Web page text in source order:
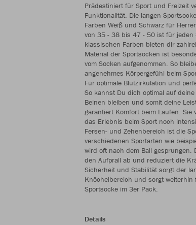
Prädestiniert für Sport und Freizeit
Funktionalität. Die langen
Farben Weiß und Schwarz für
von 35 - 38 bis 47 - 50 ist für jeden
klassischen Farben bieten dir
Material der Sportsocken ist
vom Socken aufgenommen. So
angenehmes Körpergefühl beim
Für optimale Blutzirkulation und
So kannst Du dich optimal auf
Beinen bleiben und somit deine
garantiert Komfort beim Laufen.
das Erlebnis beim Sport noch
Fersen- und Zehenbereich ist die
verschiedenen Sportarten wie
wird oft nach dem Ball gesprungen.
den Aufprall ab und reduziert die
Sicherheit und Stabilität sorgt der
Knöchelbereich und sorgt
Sportsocke im 3er Pack.
Details